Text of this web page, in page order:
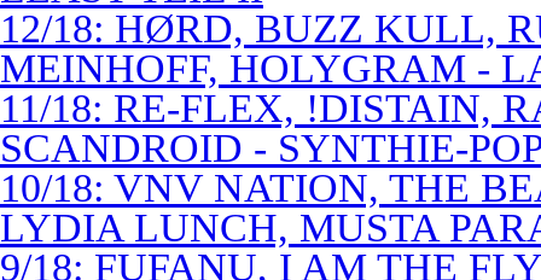
12/18: HØRD, BUZZ KULL,
MEINHOFF, HOLYGRAM -
11/18: RE-FLEX, !DISTAIN,
SCANDROID - SYNTHIE-
10/18: VNV NATION, THE
LYDIA LUNCH, MUSTA
9/18: FUFANU, I AM THE